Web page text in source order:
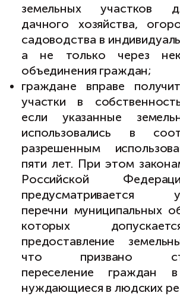
земельных участков
дачного хозяйства,
садоводства в
а не только через
объединения граждан;
граждане вправе
участки в
если указанные
использовались в
разрешенным
пяти лет. При этом
Российской
предусматривается
перечни муниципальных
которых
предоставление
что призвано
переселение граждан
нуждающиеся в людских